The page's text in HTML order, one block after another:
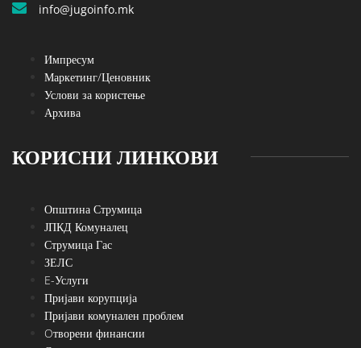
info@jugoinfo.mk
Импресум
Маркетинг/Ценовник
Услови за користење
Архива
КОРИСНИ ЛИНКОВИ
Општина Струмица
ЈПКД Комуналец
Струмица Гас
ЗЕЛС
E-Услуги
Пријави корупција
Пријави комунален проблем
Oтворени финансии